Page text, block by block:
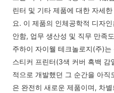
린터 및 기타 제품에 대한 자세
요. 이 제품의 인체공학적 디자
안함, 업무 생산성 및 직무 만족
주하이 자이웰 테크놀로지(주)
스티커 프린터(3색 커버 흑백
적으로 개발했던 그 순간을 아
은 완전히 새로운 제품이며, 차